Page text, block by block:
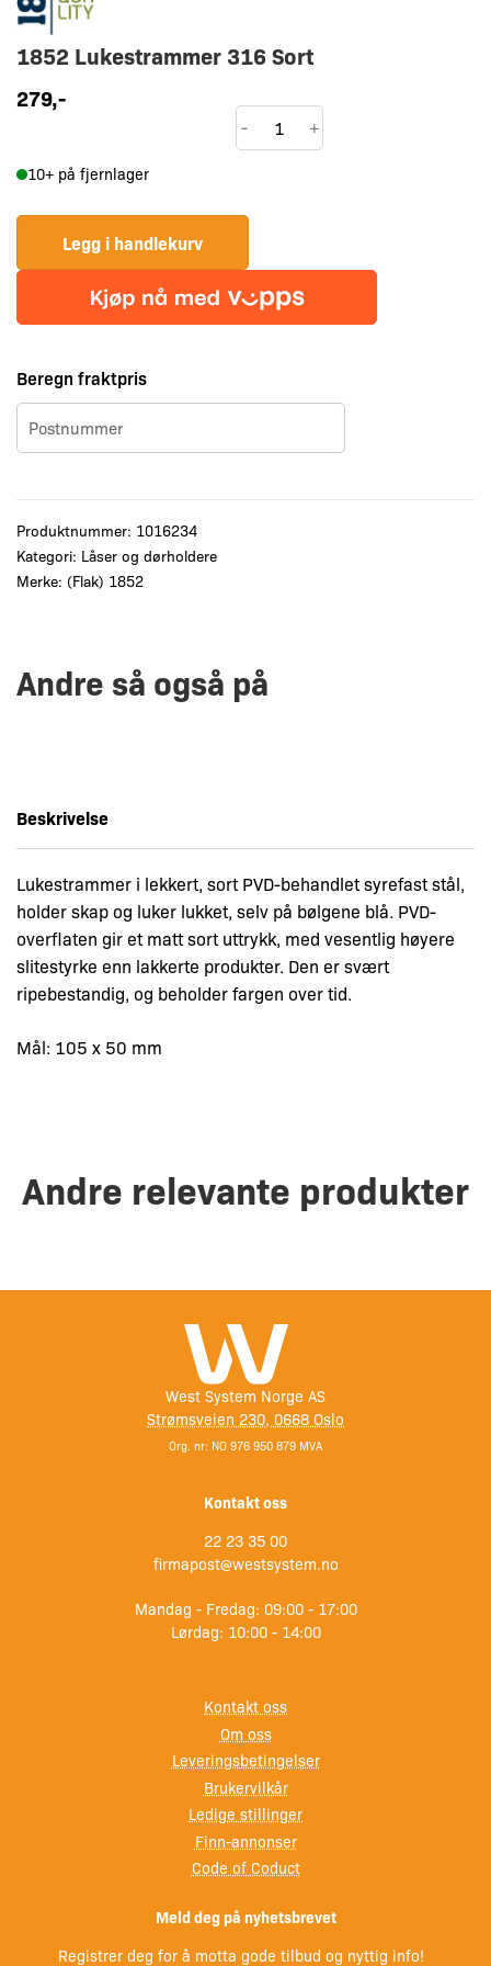
1852 Lukestrammer 316 Sort
279,-
1852
Lukestrammer
- +
10+ på fjernlager
Legg i handlekurv
Beregn fraktpris
Produktnummer: 1016234
Kategori: Låser og dørholdere
Merke: (Flak) 1852
Andre så også på
Beskrivelse
Lukestrammer i lekkert, sort PVD-behandlet syrefast stål,
holder skap og luker lukket, selv på bølgene blå. PVD-
overflaten gir et matt sort uttrykk, med vesentlig høyere
slitestyrke enn lakkerte produkter. Den er svært
ripebestandig, og beholder fargen over tid.
Mål: 105 x 50 mm
Andre relevante produkter
West System Norge AS
Strømsveien 230, 0668 Oslo
Org. nr: NO 976 950 879 MVA
Kontakt oss
22 23 35 00
firmapost@westsystem.no
Mandag - Fredag: 09:00 - 17:00
Lørdag: 10:00 - 14:00
Kontakt oss
Om oss
Leveringsbetingelser
Brukervilkår
Ledige stillinger
Finn-annonser
Code of Coduct
Meld deg på nyhetsbrevet
Registrer deg for å motta gode tilbud og nyttig info!